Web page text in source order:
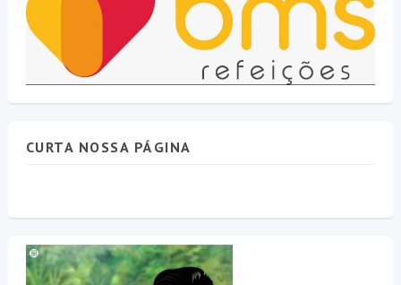
CURTA NOSSA PÁGINA